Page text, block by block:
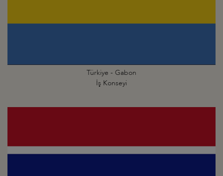
Türkiye - Gabon
İş Konseyi